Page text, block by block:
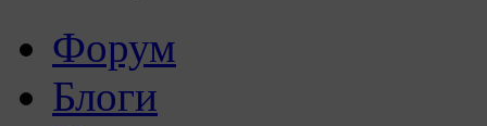
Форум
Блоги